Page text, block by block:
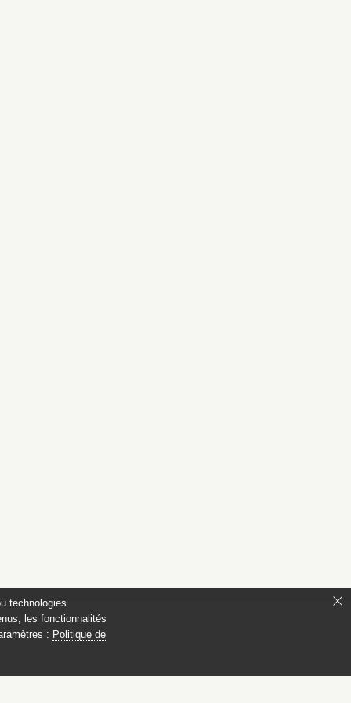
technologies
les fonctionnalités
: Politique de